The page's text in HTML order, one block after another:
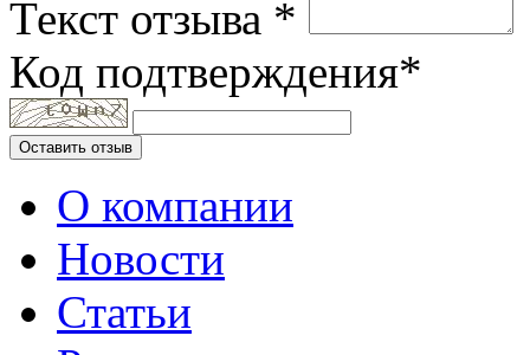
Текст отзыва *
Код подтверждения*
Оставить отзыв
О компании
Новости
Статьи